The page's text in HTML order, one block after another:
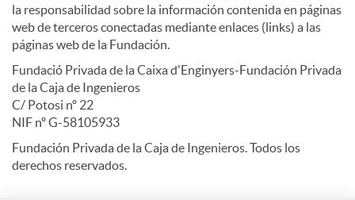
la responsabilidad sobre la información contenida en páginas
web de terceros conectadas mediante enlaces (links) a las
páginas web de la Fundación.
Fundació Privada de la Caixa d'Enginyers-Fundación Privada
de la Caja de Ingenieros
C/ Potosi nº 22
NIF nº G-58105933
Fundación Privada de la Caja de Ingenieros. Todos los
derechos reservados.